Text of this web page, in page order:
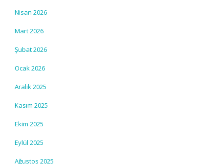
Nisan 2026
Mart 2026
Şubat 2026
Ocak 2026
Aralık 2025
Kasım 2025
Ekim 2025
Eylül 2025
Ağustos 2025